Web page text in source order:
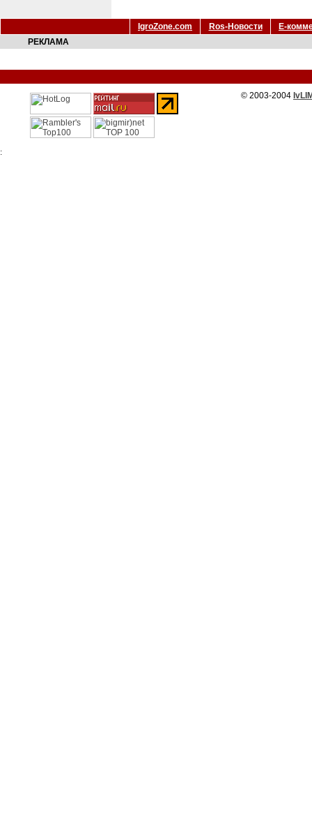
IgroZone.com Ros-Новости
Е-
РЕКЛАМА
© 2003-2004
: